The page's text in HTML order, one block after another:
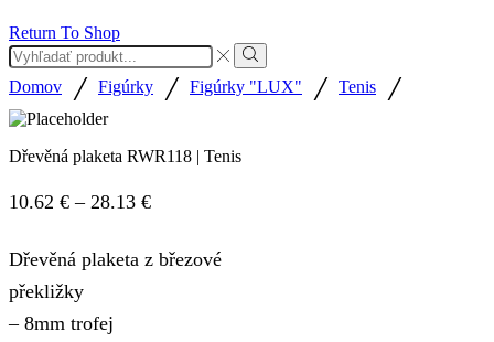
Return To Shop
Search
input
Search
Domov / Figúrky / Figúrky "LUX" / Tenis /
Dřevěná plaketa RWR118 | Tenis
10.62 € – 28.13 €Price
10.62 €
Dřevěná plaketa z březové
překližky
– 8mm trofej